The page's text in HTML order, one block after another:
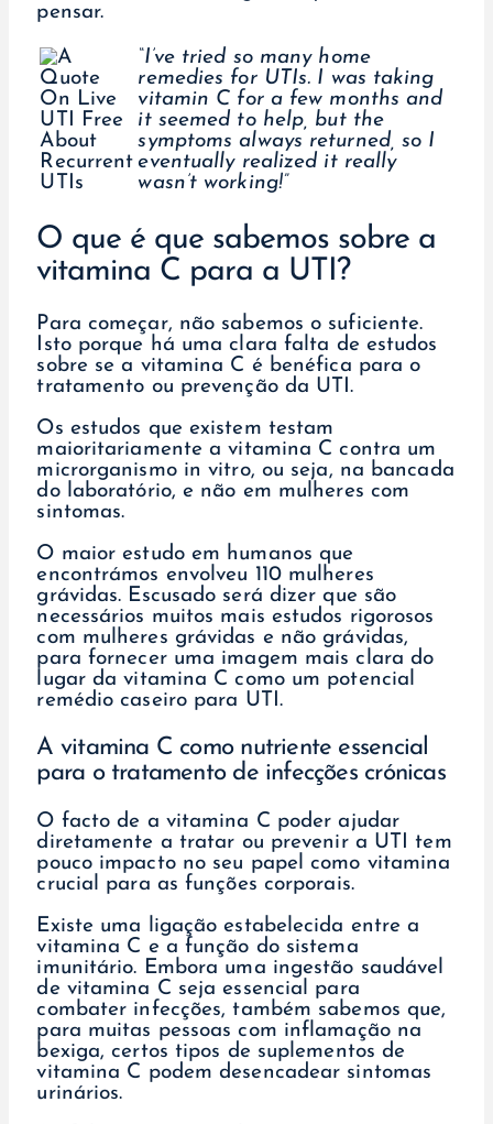
pensar.
“I’ve tried so many home
remedies for UTIs. I was taking
vitamin C for a few months and
it seemed to help, but the
symptoms always returned, so I
eventually realized it really
wasn’t working!”
O que é que sabemos sobre a
vitamina C para a UTI?
Para começar, não sabemos o suficiente.
Isto porque há uma clara falta de estudos
sobre se a vitamina C é benéfica para o
tratamento ou prevenção da UTI.
Os estudos que existem testam
maioritariamente a vitamina C contra um
microrganismo in vitro, ou seja, na bancada
do laboratório, e não em mulheres com
sintomas.
O maior estudo em humanos que
encontrámos envolveu 110 mulheres
grávidas. Escusado será dizer que são
necessários muitos mais estudos rigorosos
com mulheres grávidas e não grávidas,
para fornecer uma imagem mais clara do
lugar da vitamina C como um potencial
remédio caseiro para UTI.
A vitamina C como nutriente essencial
para o tratamento de infecções crónicas
O facto de a vitamina C poder ajudar
diretamente a tratar ou prevenir a UTI tem
pouco impacto no seu papel como vitamina
crucial para as funções corporais.
Existe uma ligação estabelecida entre a
vitamina C e a função do sistema
imunitário. Embora uma ingestão saudável
de vitamina C seja essencial para
combater infecções, também sabemos que,
para muitas pessoas com inflamação na
bexiga, certos tipos de suplementos de
vitamina C podem desencadear sintomas
urinários.